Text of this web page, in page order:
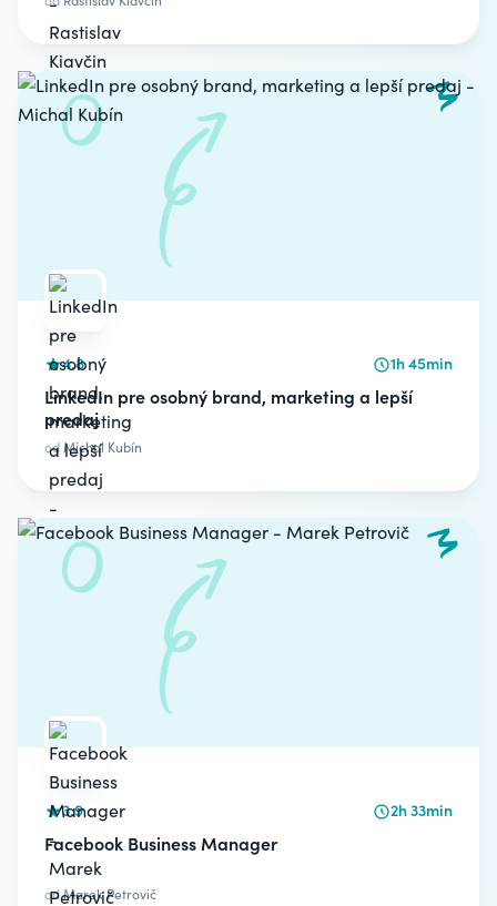
4.8 1h 45min
LinkedIn pre osobný brand, marketing a lepší
predaj
odMichal Kubín
3.9 2h 33min
Facebook Business Manager
odMarek Petrovič